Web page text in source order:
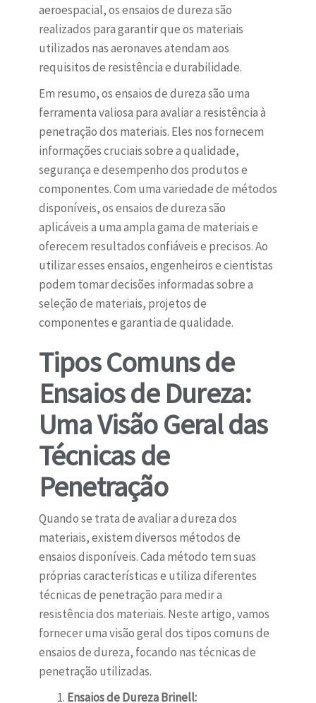
aeroespacial, os ensaios de dureza são
realizados para garantir que os materiais
utilizados nas aeronaves atendam aos
requisitos de resistência e durabilidade.
Em resumo, os ensaios de dureza são uma
ferramenta valiosa para avaliar a resistência à
penetração dos materiais. Eles nos fornecem
informações cruciais sobre a qualidade,
segurança e desempenho dos produtos e
componentes. Com uma variedade de métodos
disponíveis, os ensaios de dureza são
aplicáveis a uma ampla gama de materiais e
oferecem resultados confiáveis e precisos. Ao
utilizar esses ensaios, engenheiros e cientistas
podem tomar decisões informadas sobre a
seleção de materiais, projetos de
componentes e garantia de qualidade.
Tipos Comuns de
Ensaios de Dureza:
Uma Visão Geral das
Técnicas de
Penetração
Quando se trata de avaliar a dureza dos
materiais, existem diversos métodos de
ensaios disponíveis. Cada método tem suas
próprias características e utiliza diferentes
técnicas de penetração para medir a
resistência dos materiais. Neste artigo, vamos
fornecer uma visão geral dos tipos comuns de
ensaios de dureza, focando nas técnicas de
penetração utilizadas.
Ensaios de Dureza Brinell: